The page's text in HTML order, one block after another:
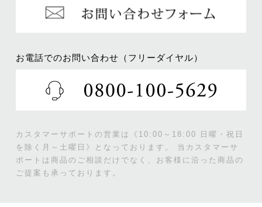
お電話でのお問い合わせ（フリーダイヤル）
カスタマーサポートの営業は《10:00～18:00 日曜・祝日
を除く月～土曜日》となっております。
当カスタマーサ
ポートは商品のご相談だけでなく、お客様に沿った商品の
ご提案も承っております。